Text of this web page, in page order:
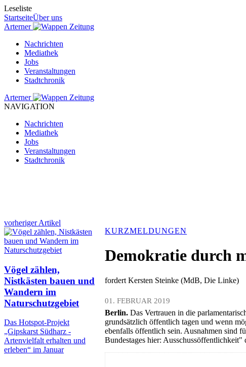
Leseliste
StartseiteÜber uns
Arterner
Zeitung
Nachrichten
Mediathek
Jobs
Veranstaltungen
Stadtchronik
Arterner
Zeitung
NAVIGATION
Nachrichten
Mediathek
Jobs
Veranstaltungen
Stadtchronik
vorheriger Artikel
Vögel zählen,
Nistkästen bauen und
Wandern im
Naturschutzgebiet
Das Hotspot-Projekt
„Gipskarst Südharz -
Artenvielfalt erhalten und
erleben“ im Januar
KURZMELDUNGEN
Demokratie durch
fordert Kersten Steinke (MdB, Die Linke)
01. FEBRUAR 2019
Berlin.Das Vertrauen in die
grundsätzlich öffentlich tagen und wenn
ebenfalls öffentlich sein. Ausnahmen sind
Bundestages hier: